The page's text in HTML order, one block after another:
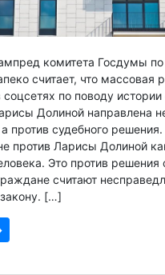
комитета Госдумы по
считает, что массовая
соцсетях по поводу
Долиной направлена
против судебного решения.
против Ларисы Долиной
Это против решения
считают
[…]